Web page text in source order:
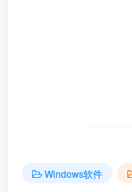
Windows软件